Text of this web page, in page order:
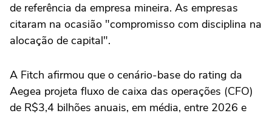
de referência da empresa mineira. As empresas
citaram na ocasião "compromisso com disciplina na
alocação de capital".
A Fitch afirmou que o cenário-base do rating da
Aegea projeta fluxo de caixa das operações (CFO)
de R$3,4 bilhões anuais, em média, entre 2026 e